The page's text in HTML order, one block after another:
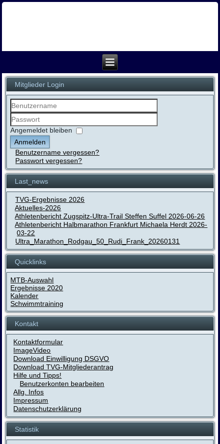
Mitglieder Login
Benutzername
Passwort
Angemeldet bleiben
Anmelden
Benutzername vergessen?
Passwort vergessen?
Last_news
TVG-Ergebnisse 2026
Aktuelles-2026
Athletenbericht Zugspitz-Ultra-Trail Steffen Suffel 2026-06-26
Athletenbericht Halbmarathon Frankfurt Michaela Herdt 2026-
03-22
Ultra_Marathon_Rodgau_50_Rudi_Frank_20260131
Quicklinks
MTB-Auswahl
Ergebnisse 2020
Kalender
Schwimmtraining
Kontakt
Kontaktformular
ImageVideo
Download Einwilligung DSGVO
Download TVG-Mitgliederantrag
Hilfe und Tipps!
Benutzerkonten bearbeiten
Allg. Infos
Impressum
Datenschutzerklärung
Statistik